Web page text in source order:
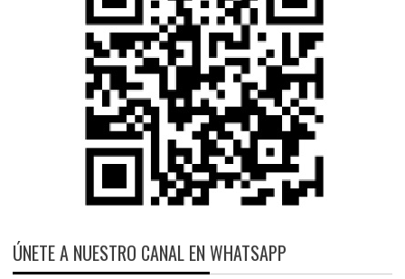
ÚNETE A NUESTRO CANAL EN WHATSAPP